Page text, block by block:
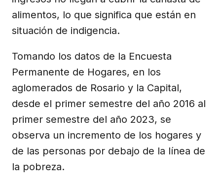
alimentos, lo que significa que están en
situación de indigencia.
Tomando los datos de la Encuesta
Permanente de Hogares, en los
aglomerados de Rosario y la Capital,
desde el primer semestre del año 2016 al
primer semestre del año 2023, se
observa un incremento de los hogares y
de las personas por debajo de la línea de
la pobreza.